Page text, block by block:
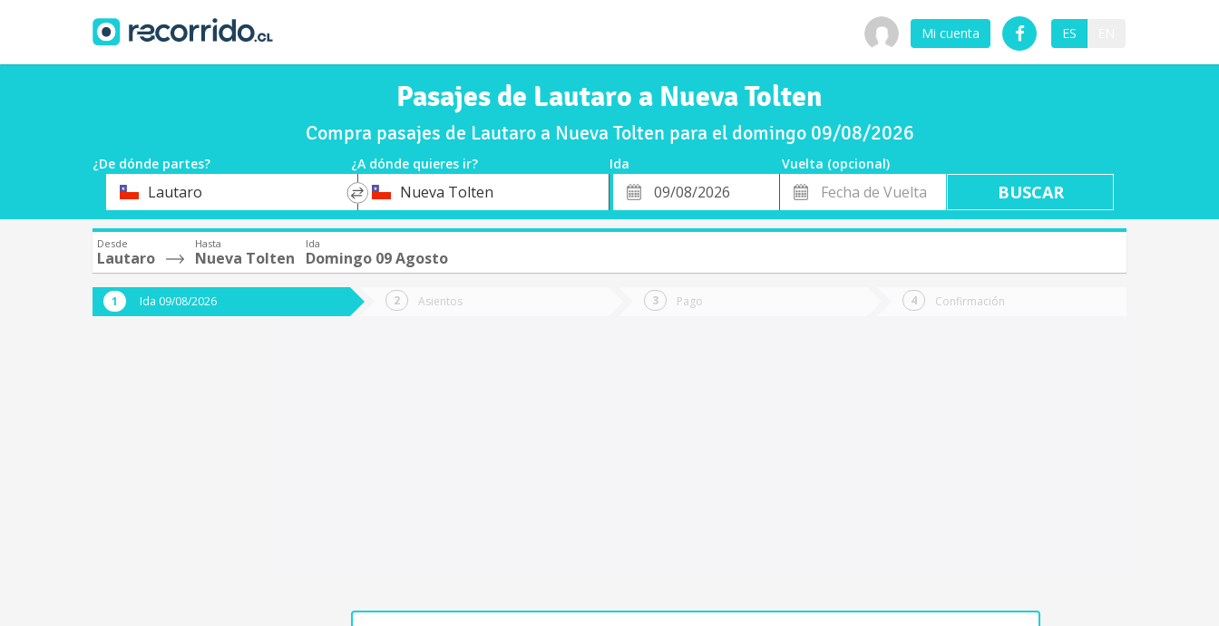
Mi cuenta ES
Pasajes de Lautaro a Nueva Tolten
Compra pasajes de Lautaro a Nueva Tolten para el domingo 09/08/2026
¿De dónde partes? ¿A dónde quieres ir? Ida
Vuelta (opcional)
OrigenLautaro
*
DestinoNueva Tolten
Fecha
de
Fecha
de
Vuelta
Desde
Lautaro
Hasta
Nueva Tolten
Ida
Domingo 09 Agosto
Ida 09/08/2026 Asientos Pago Confirmación